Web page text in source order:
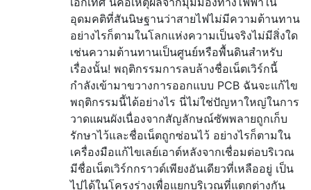
อุดมคติที่สันนิษฐานว่าสายไฟไม่มีความต้านทาน
อย่างไรก็ตามในโลกแห่งความเป็นจริงไม่มีสิ่งใด
เช่นความต้านทานเป็นศูนย์หรือพื้นดินสำหรับ
เรื่องนั้น! พฤติกรรมการลบล้างชื่อเน็ตเวิร์กนี้
กำลังเข้ามาขวางการออกแบบ PCB ฉันจะแก้ไข
พฤติกรรมนี้ได้อย่างไร นี่ไม่ใช่ปัญหาใหญ่ในการ
วาดแผนผังเนื่องจากสัญลักษณ์ซัพพลายถูกเก็บ
รักษาไว้และชื่อเน็ตถูกซ่อนไว้ อย่างไรก็ตามใน
เครื่องมือแก้ไขเลย์เอาต์หลังจากเชื่อมต่อบริเวณ
มีชื่อเน็ตเวิร์กกราวด์เพียงอันเดียวที่เหลืออยู่ เป็น
ไปได้ในโครงร่างเพื่อแยกบริเวณที่แตกต่างกัน